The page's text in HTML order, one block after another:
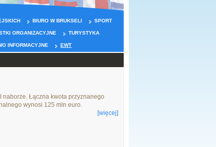
BIURO W BRUKSELI SPORT
ORGANIZACYJNE TURYSTYKA
INFORMACYJNE EWT
naborze. Łączna kwota przyznanego
wynosi 125 mln euro.
[więcej]